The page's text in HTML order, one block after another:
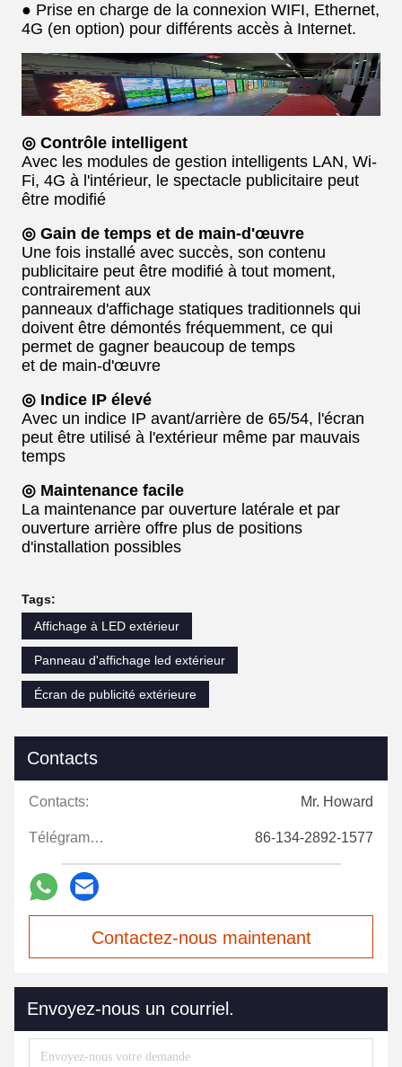
● Prise en charge de la connexion WIFI, Ethernet,
4G (en option) pour différents accès à Internet.
◎ Contrôle intelligent
Avec les modules de gestion intelligents LAN, Wi-
Fi, 4G à l'intérieur, le spectacle publicitaire peut
être modifié
◎ Gain de temps et de main-d'œuvre
Une fois installé avec succès, son contenu
publicitaire peut être modifié à tout moment,
contrairement aux
panneaux d'affichage statiques traditionnels qui
doivent être démontés fréquemment, ce qui
permet de gagner beaucoup de temps
et de main-d'œuvre
◎ Indice IP élevé
Avec un indice IP avant/arrière de 65/54, l'écran
peut être utilisé à l'extérieur même par mauvais
temps
◎ Maintenance facile
La maintenance par ouverture latérale et par
ouverture arrière offre plus de positions
d'installation possibles
Tags:
Affichage à LED extérieur
Panneau d'affichage led extérieur
Écran de publicité extérieure
Contacts
Contacts: Mr. Howard
Télégramme: 86-134-2892-1577
Contactez-nous maintenant
Envoyez-nous un courriel.